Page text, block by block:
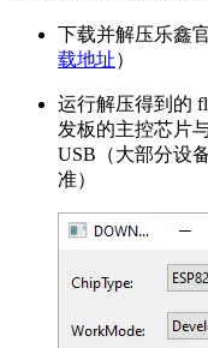
下载并解压乐鑫
载地址）
运行解压得到的
发板的主控芯片
USB（大部分设
准）